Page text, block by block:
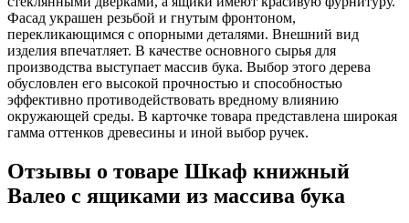
Фасад украшен резьбой и гнутым фронтоном,
перекликающимся с опорными деталями. Внешний вид
изделия впечатляет. В качестве основного сырья для
производства выступает массив бука. Выбор этого дерева
обусловлен его высокой прочностью и способностью
эффективно противодействовать вредному влиянию
окружающей среды. В карточке товара представлена широкая
гамма оттенков древесины и иной выбор ручек.
Отзывы о товаре Шкаф книжный
Валео с ящиками из массива бука